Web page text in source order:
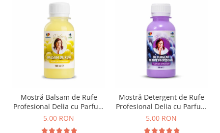
Mostră Balsam de Rufe
Profesional Delia cu Parfum
de Flori de Struguri 100 ml
5,00 RON
Mostră Detergent de Rufe
Profesional Delia cu Parfum
de Flori de Struguri 100 ml
5,00 RON